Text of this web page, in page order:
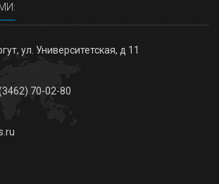
ул. Университетская, д 11
70-02-80